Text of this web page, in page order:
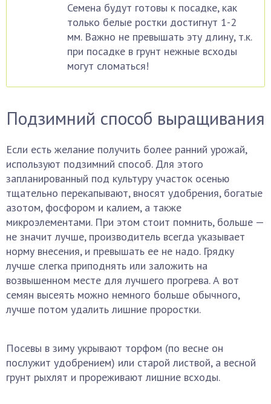
Семена будут готовы к посадке, как
только белые ростки достигнут 1-2
мм. Важно не превышать эту длину, т.к.
при посадке в грунт нежные всходы
могут сломаться!
Подзимний способ выращивания
Если есть желание получить более ранний урожай,
используют подзимний способ. Для этого
запланированный под культуру участок осенью
тщательно перекапывают, вносят удобрения, богатые
азотом, фосфором и калием, а также
микроэлементами. При этом стоит помнить, больше —
не значит лучше, производитель всегда указывает
норму внесения, и превышать ее не надо. Грядку
лучше слегка приподнять или заложить на
возвышенном месте для лучшего прогрева. А вот
семян высеять можно немного больше обычного,
лучше потом удалить лишние проростки.
Посевы в зиму укрывают торфом (по весне он
послужит удобрением) или старой листвой, а весной
грунт рыхлят и прореживают лишние всходы.